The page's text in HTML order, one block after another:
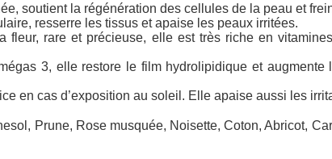
soutient la régénération des cellules de la peau et
resserre les tissus et apaise les peaux irritées.
fleur, rare et précieuse, elle est très riche en
3, elle restore le film hydrolipidique et
en cas d’exposition au soleil. Elle apaise aussi les
Prune, Rose musquée, Noisette, Coton, Abricot,